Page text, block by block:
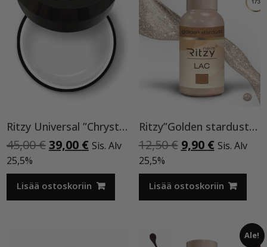
Ritzy Universal ”Chrystal clear” 50 ml TPO vapaa
45,00€Alkuperäinen
oli:
45,00 €.
39,00 €Nykyinen
on:
39,00 €.
Sis. Alv
25,5%
Lisää ostoskoriin
Ritzy”Golden stardust”geelilakka,173 TPO vapaa
12,50€ Alkuperäinen
oli:
12,50 €.
9,90 €Nykyinen
on:
9,90 €.
Sis. Alv
25,5%
Lisää ostoskoriin
Ale!